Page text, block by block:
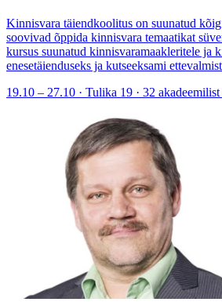
Kinnisvara täiendkoolitus on suunatud
soovivad õppida kinnisvara temaatikat
kursus suunatud kinnisvaramaakleritele ja
enesetäienduseks ja kutseeksami
19.10 – 27.10 · Tulika 19 · 32